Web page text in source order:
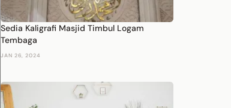
Sedia Kaligrafi Masjid Timbul Logam
Tembaga
JAN 26, 2024